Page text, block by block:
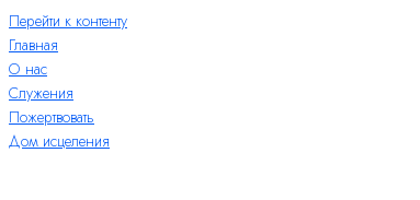
Перейти к контенту
Главная
О нас
Служения
Пожертвовать
Дом исцеления